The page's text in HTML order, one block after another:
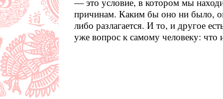
причинам. Каким бы оно ни было,
либо разлагается. И то, и другое
уже вопрос к самому человеку: что